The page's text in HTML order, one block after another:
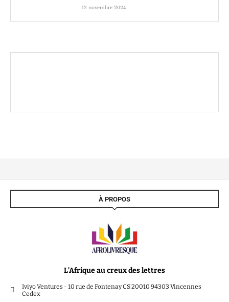
12 novembre 2024
À PROPOS
L’Afrique au creux des lettres
Iviyo Ventures - 10 rue de Fontenay CS 20010 94303 Vincennes
Cedex